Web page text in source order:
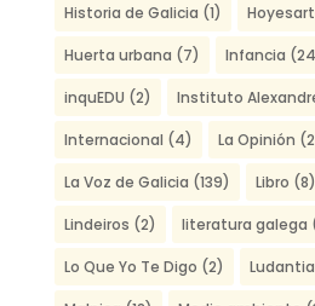
Historia de Galicia (1)
Huerta urbana (7) Infancia
inquEDU (2) Instituto
Internacional (4) La Opinión
La Voz de Galicia (139) Libro (8)
Lindeiros (2) literatura galega
Lo Que Yo Te Digo (2) Ludantia